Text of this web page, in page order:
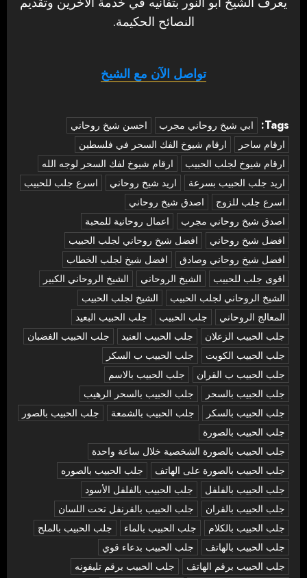
النصائح الحكيمة.
تواصل الآن مع الشيخ
Tags: ‏ابي شيخ روحاني مجرب
احسن شيخ روحاني
ارقام ساحر
ارقام شيوخ الفك السحر في فلسطين
ارقام شيوخ لجلب الحبيب
ارقام شيوخ لفك السحر لوجه الله
اريد جلب الحبيب بسرعة
اريد شيخ روحاني
اسرع جلب للحبيب
اسرع جلب للزوج
اصدق شيخ روحاني
اصدق شيخ روحاني مجرب
اعمال روحانية للمحبة
افضل شيخ روحاني
افضل شيخ روحاني لجلب الحبيب
افضل شيخ روحاني وصادق
افضل شيخ لجلب الخطاب
اقوى جلب للحبيب
الشيخ الروحاني
الشيخ الروحاني الكبير
الشيخ الروحاني لجلب الحبيب
الشيخ لجلب الحبيب
المعالج الروحاني
جلب الحبيب
جلب الحبيب البعيد
جلب الحبيب الزعلان
جلب الحبيب العنيد
جلب الحبيب الغضبان
جلب الحبيب الكويت
جلب الحبيب ب السكر
جلب الحبيب ب القران
جلب الحبيب بالاسم
جلب الحبيب بالسحر
جلب الحبيب بالسحر الرهيب
جلب الحبيب بالسكر
جلب الحبيب بالشمعة
جلب الحبيب بالصور
جلب الحبيب بالصورة
جلب الحبيب بالصورة الشخصية خلال ساعة واحدة
جلب الحبيب بالصورة على الهاتف
جلب الحبيب بالصوره
جلب الحبيب بالفلفل
جلب الحبيب بالفلفل الأسود
جلب الحبيب بالقران
جلب الحبيب بالقرنفل تحت اللسان
جلب الحبيب بالكلام
جلب الحبيب بالماء
جلب الحبيب بالملح
جلب الحبيب بالهاتف
جلب الحبيب بدعاء قوي
جلب الحبيب برقم الهاتف
جلب الحبيب برقم تليفونه